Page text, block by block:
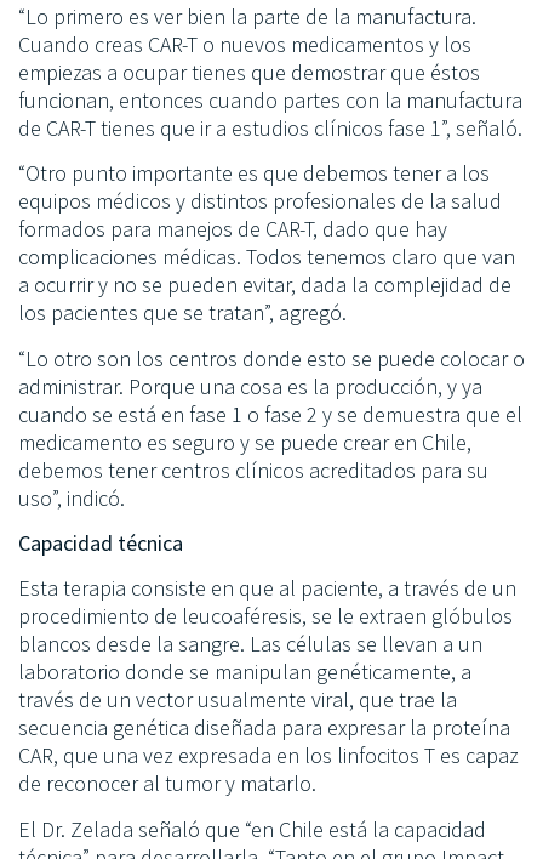
“Lo primero es ver bien la parte de la manufactura.
Cuando creas CAR-T o nuevos medicamentos y los
empiezas a ocupar tienes que demostrar que éstos
funcionan, entonces cuando partes con la manufactura
de CAR-T tienes que ir a estudios clínicos fase 1”, señaló.
“Otro punto importante es que debemos tener a los
equipos médicos y distintos profesionales de la salud
formados para manejos de CAR-T, dado que hay
complicaciones médicas. Todos tenemos claro que van
a ocurrir y no se pueden evitar, dada la complejidad de
los pacientes que se tratan”, agregó.
“Lo otro son los centros donde esto se puede colocar o
administrar. Porque una cosa es la producción, y ya
cuando se está en fase 1 o fase 2 y se demuestra que el
medicamento es seguro y se puede crear en Chile,
debemos tener centros clínicos acreditados para su
uso”, indicó.
Capacidad técnica
Esta terapia consiste en que al paciente, a través de un
procedimiento de leucoaféresis, se le extraen glóbulos
blancos desde la sangre. Las células se llevan a un
laboratorio donde se manipulan genéticamente, a
través de un vector usualmente viral, que trae la
secuencia genética diseñada para expresar la proteína
CAR, que una vez expresada en los linfocitos T es capaz
de reconocer al tumor y matarlo.
El Dr. Zelada señaló que “en Chile está la capacidad